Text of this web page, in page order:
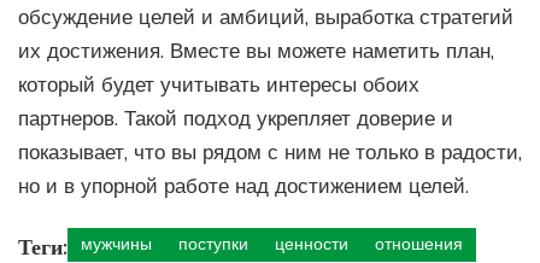
обсуждение целей и амбиций, выработка стратегий
их достижения. Вместе вы можете наметить план,
который будет учитывать интересы обоих
партнеров. Такой подход укрепляет доверие и
показывает, что вы рядом с ним не только в радости,
но и в упорной работе над достижением целей.
Теги: мужчины поступки ценности отношения